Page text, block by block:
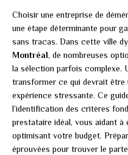
Choisir une entreprise de
une étape déterminante pour
sans tracas. Dans cette ville
Montréal, de nombreuses
la sélection parfois complexe.
transformer ce qui devrait être
expérience stressante. Ce
l’identification des critères
prestataire idéal, vous aidant
optimisant votre budget.
éprouvées pour trouver le